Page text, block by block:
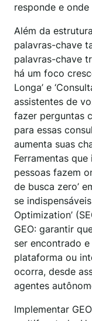
responde e
Além da
palavras-chave
palavras-chave
há um foco
Longa’ e
assistentes de
fazer perguntas
para essas
aumenta suas
Ferramentas
pessoas fazem
de busca zero’
se
Optimization’
GEO: garantir
ser encontrado
plataforma ou
ocorra, desde
agentes
Implementar